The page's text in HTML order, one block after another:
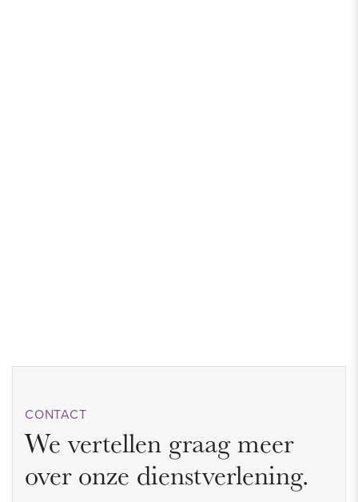
CONTACT
We vertellen graag meer
over onze dienstverlening.